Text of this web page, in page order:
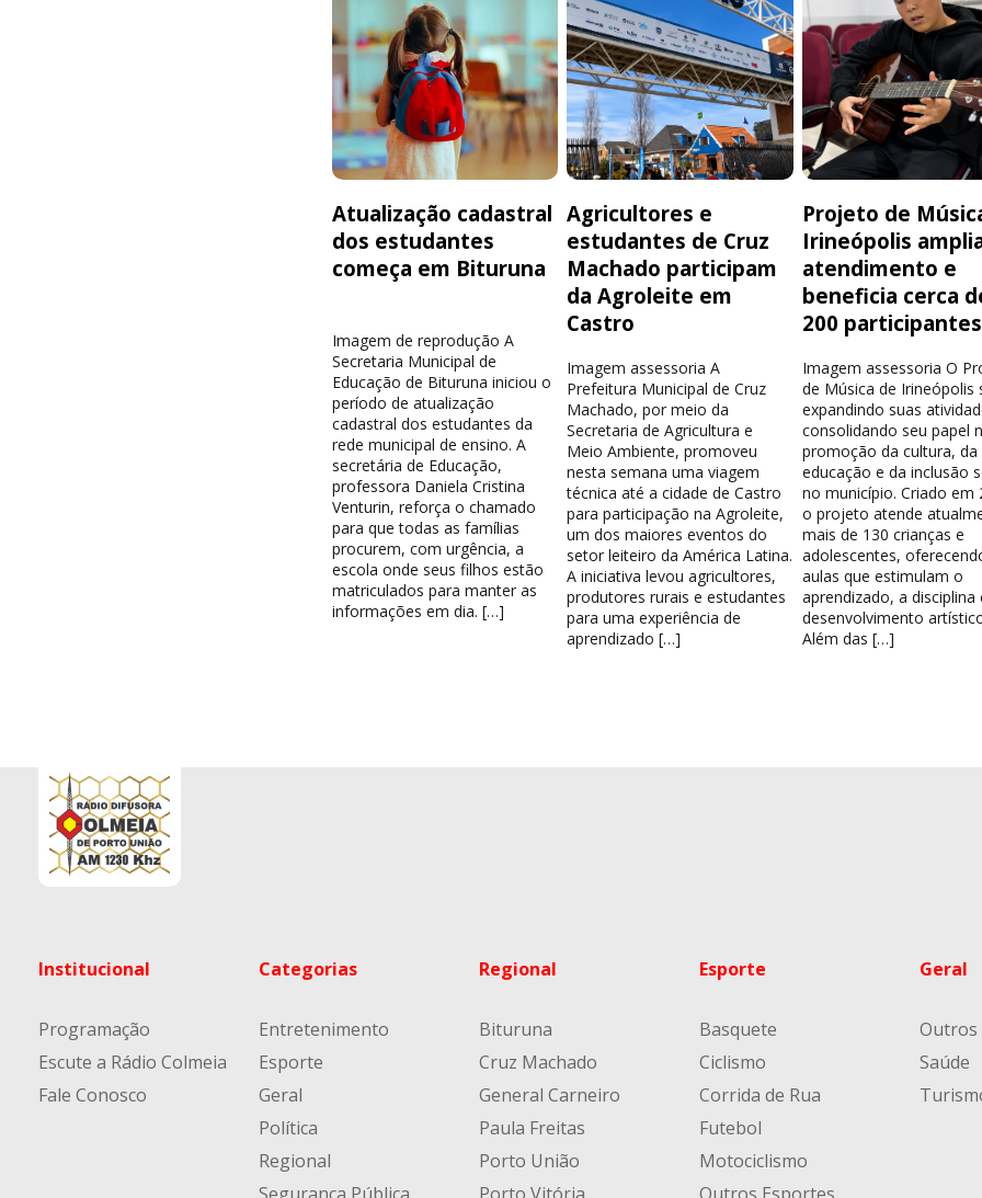
Atualização cadastral
dos estudantes
começa em Bituruna
Imagem de reprodução A
Secretaria Municipal de
Educação de Bituruna iniciou o
período de atualização
cadastral dos estudantes da
rede municipal de ensino. A
secretária de Educação,
professora Daniela Cristina
Venturin, reforça o chamado
para que todas as famílias
procurem, com urgência, a
escola onde seus filhos estão
matriculados para manter as
informações em dia. […]
Agricultores e
estudantes de Cruz
Machado participam
da Agroleite em
Castro
Imagem assessoria A
Prefeitura Municipal de Cruz
Machado, por meio da
Secretaria de Agricultura e
Meio Ambiente, promoveu
nesta semana uma viagem
técnica até a cidade de Castro
para participação na Agroleite,
um dos maiores eventos do
setor leiteiro da América Latina.
A iniciativa levou agricultores,
produtores rurais e estudantes
para uma experiência de
aprendizado […]
Projeto de
Irineópolis
atendimento e
beneficia cerca
200 participantes
Imagem assessoria O
de Música de Irineópolis
expandindo suas
consolidando seu papel
promoção da cultura, da
educação e da inclusão
no município. Criado em
o projeto atende
mais de 130 crianças e
adolescentes,
aulas que estimulam o
aprendizado, a disciplina
desenvolvimento
Além das […]
Institucional
Programação
Escute a Rádio Colmeia
Fale Conosco
Categorias
Entretenimento
Esporte
Geral
Política
Regional
Regional
Bituruna
Cruz Machado
General Carneiro
Paula Freitas
Porto União
Esporte
Basquete
Ciclismo
Corrida de Rua
Futebol
Motociclismo
Geral
Outros
Saúde